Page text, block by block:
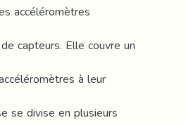
accéléromètres
capteurs. Elle couvre un
à leur
se divise en plusieurs